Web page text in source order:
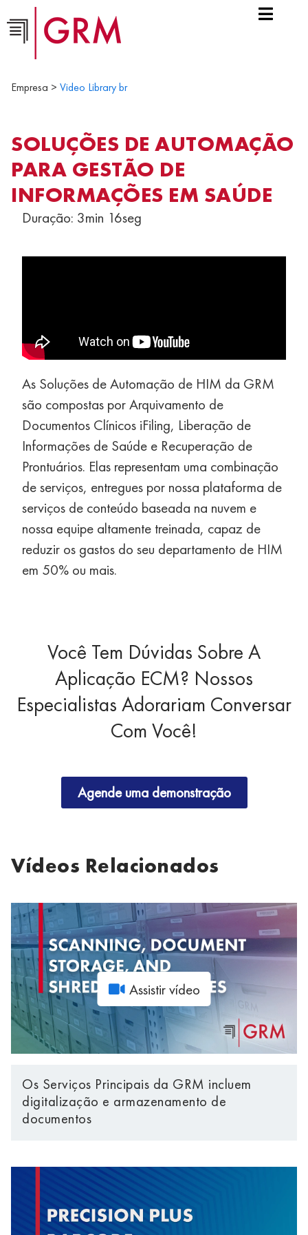
Empresa > Video Library br
SOLUÇÕES DE AUTOMAÇÃO
PARA GESTÃO DE
INFORMAÇÕES EM SAÚDE
Duração: 3min 16seg
As Soluções de Automação de HIM da GRM
são compostas por Arquivamento de
Documentos Clínicos iFiling, Liberação de
Informações de Saúde e Recuperação de
Prontuários. Elas representam uma combinação
de serviços, entregues por nossa plataforma de
serviços de conteúdo baseada na nuvem e
nossa equipe altamente treinada, capaz de
reduzir os gastos do seu departamento de HIM
em 50% ou mais.
Você Tem Dúvidas Sobre A
Aplicação ECM? Nossos
Especialistas Adorariam Conversar
Com Você!
Agende uma demonstração
Vídeos Relacionados
Assistir vídeo
Os Serviços Principais da GRM incluem
digitalização e armazenamento de
documentos